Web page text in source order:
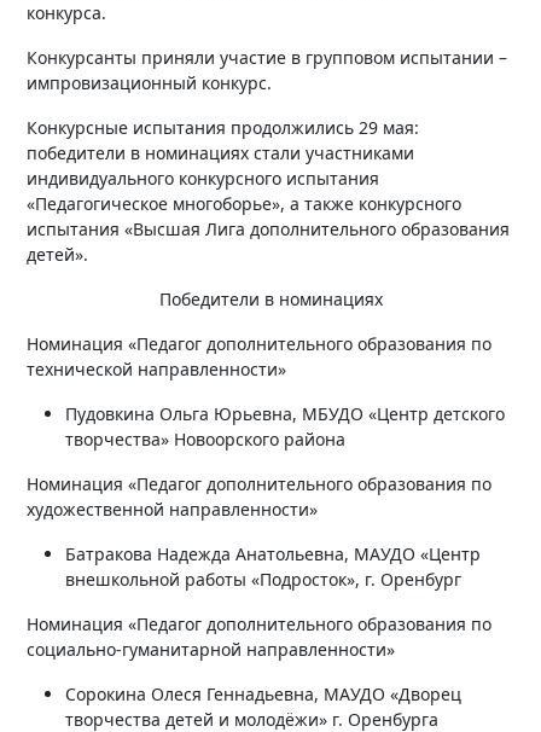
конкурса.
Конкурсанты приняли участие в групповом испытании –
импровизационный конкурс.
Конкурсные испытания продолжились 29 мая:
победители в номинациях стали участниками
индивидуального конкурсного испытания
«Педагогическое многоборье», а также конкурсного
испытания «Высшая Лига дополнительного образования
детей».
Победители в номинациях
Номинация «Педагог дополнительного образования по
технической направленности»
Пудовкина Ольга Юрьевна, МБУДО «Центр детского
творчества» Новоорского района
Номинация «Педагог дополнительного образования по
художественной направленности»
Батракова Надежда Анатольевна, МАУДО «Центр
внешкольной работы «Подросток», г. Оренбург
Номинация «Педагог дополнительного образования по
социально-гуманитарной направленности»
Сорокина Олеся Геннадьевна, МАУДО «Дворец
творчества детей и молодёжи» г. Оренбурга